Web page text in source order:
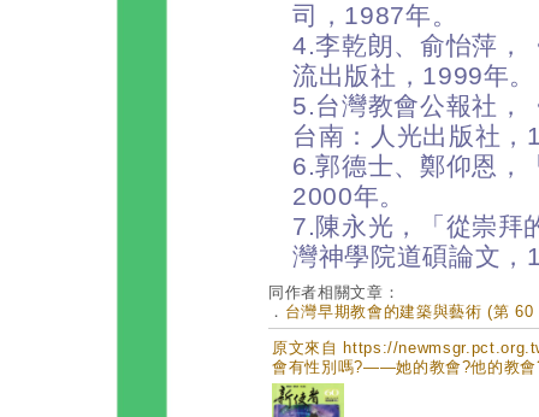
司，1987年。
4.李乾朗、俞怡萍，
流出版社，1999年。
5.台灣教會公報社，
台南：人光出版社，
6.郭德士、鄭仰恩，
2000年。
7.陳永光，「從崇拜
灣神學院道碩論文，
同作者相關文章：
． 台灣早期教會的建築與藝術 (第 60
原文來自 https://
會有性別嗎?——她的教會?他的教會